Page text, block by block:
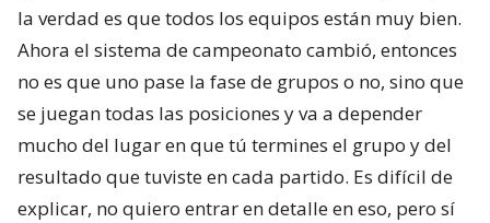
la verdad es que todos los equipos están muy bien.
Ahora el sistema de campeonato cambió, entonces
no es que uno pase la fase de grupos o no, sino que
se juegan todas las posiciones y va a depender
mucho del lugar en que tú termines el grupo y del
resultado que tuviste en cada partido. Es difícil de
explicar, no quiero entrar en detalle en eso, pero sí